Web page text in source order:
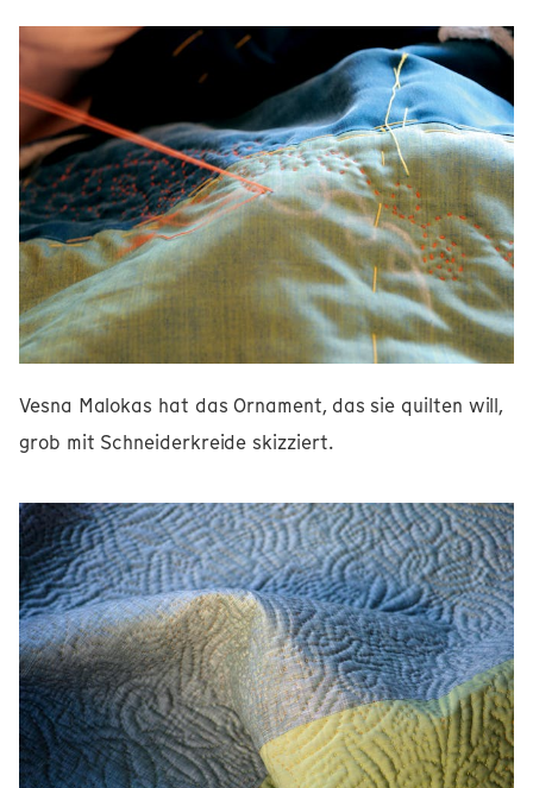
Vesna Malokas hat das Ornament, das sie quilten will,
grob mit Schneiderkreide skizziert.